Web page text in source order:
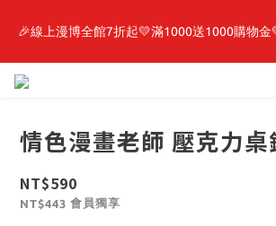
最新開賣🔥「全知讀者視角」 周
🎉線上漫博全館7折起💛滿1000送1000購物
【抽籤堂】 影之強者、你又被殺了呢，偵探
最新開賣🔥「全知讀者視角」 周
情色漫畫老師 壓克力桌
NT$590
NT$443 會員獨享